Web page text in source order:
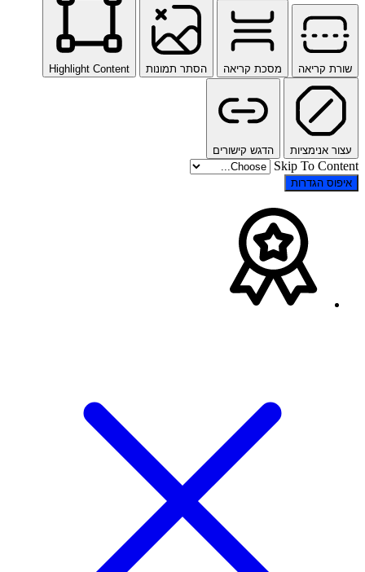
שורת קריאה מסכת קריאה הסתר תמונות Highlight Content
עצור אנימציות הדגש קישורים
Skip To Content
איפוס הגדרות